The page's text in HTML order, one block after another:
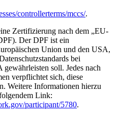
controllerterms/mccs/.
Zertifizierung nach dem „EU-
Der DPF ist ein
Union und den USA,
bei
soll. Jedes nach
verpflichtet sich, diese
Weitere Informationen hierzu
Link:
participant/5780.